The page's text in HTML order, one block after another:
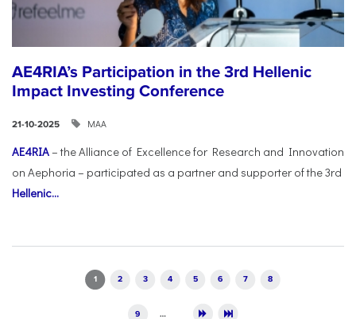
AE4RIA’s Participation in the 3rd Hellenic
Impact Investing Conference
21-10-2025 ΜΑΑ
AE4RIA– the Alliance of Excellence for Research and Innovation
on Aephoria – participated as a partner and supporter of the 3rd
Hellenic...
1 2 3 4 5 6 7 8
9 …